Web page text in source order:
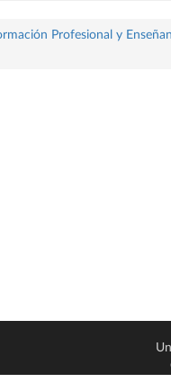
Profesional y